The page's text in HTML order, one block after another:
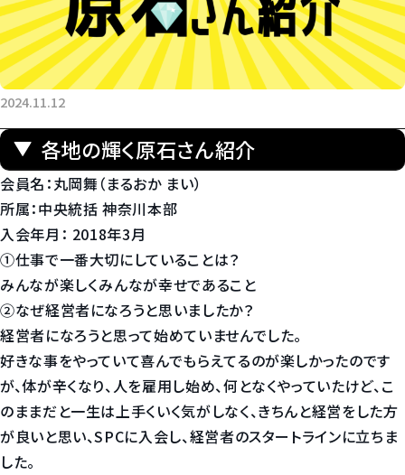
2024.11.12
各地の輝く原石さん紹介
会員名：丸岡舞（まるおか まい）
所属：中央統括 神奈川本部
入会年月： 2018年3月
①仕事で一番大切にしていることは？
みんなが楽しくみんなが幸せであること
②なぜ経営者になろうと思いましたか？
経営者になろうと思って始めていませんでした。
好きな事をやっていて喜んでもらえてるのが楽しかったのです
が、体が辛くなり、人を雇用し始め、何となくやっていたけど、こ
のままだと一生は上手くいく気がしなく、きちんと経営をした方
が良いと思い、SPCに入会し、経営者のスタートラインに立ちま
した。